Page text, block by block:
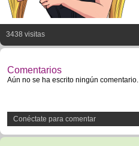
3438 visitas
Comentarios
Aún no se ha escrito ningún comentario.
Conéctate para comentar